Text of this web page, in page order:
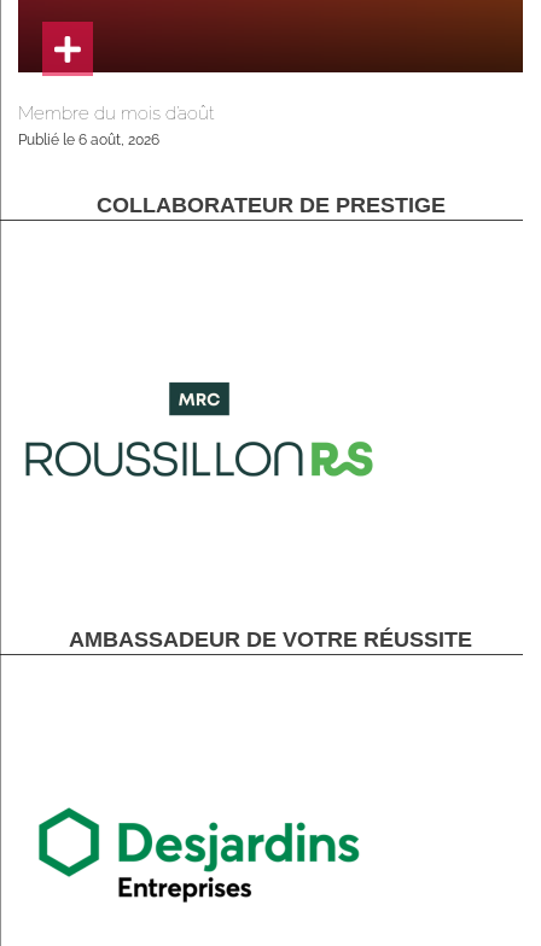
Membre du mois d’août
Publié le 6 août, 2026
COLLABORATEUR DE PRESTIGE
AMBASSADEUR DE VOTRE RÉUSSITE